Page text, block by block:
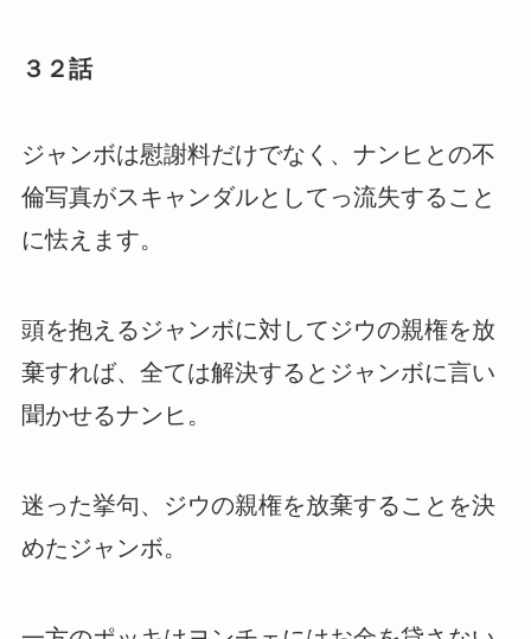
３２話
ジャンボは慰謝料だけでなく、ナンヒとの不
倫写真がスキャンダルとしてっ流失すること
に怯えます。
頭を抱えるジャンボに対してジウの親権を放
棄すれば、全ては解決するとジャンボに言い
聞かせるナンヒ。
迷った挙句、ジウの親権を放棄することを決
めたジャンボ。